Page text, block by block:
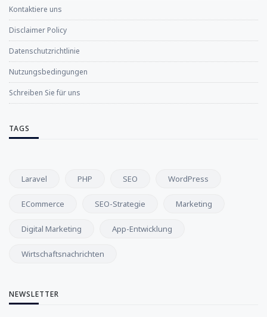
Kontaktiere uns
Disclaimer Policy
Datenschutzrichtlinie
Nutzungsbedingungen
Schreiben Sie für uns
TAGS
Laravel PHP SEO WordPress
ECommerce SEO-Strategie Marketing
Digital Marketing App-Entwicklung
Wirtschaftsnachrichten
NEWSLETTER